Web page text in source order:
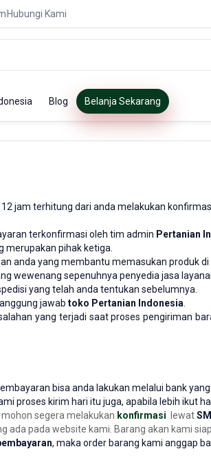
Hubungi Kami
Blog Belanja Sekarang
jam terhitung dari anda melakukan
terkonfirmasi oleh tim admin Pertanian
merupakan pihak ketiga.
anda yang membantu memasukan produk
wewenang sepenuhnya penyedia jasa
yang telah anda tentukan sebelumnya.
jawab toko Pertanian Indonesia
yang terjadi saat proses pengiriman
bisa anda lakukan melalui bank
proses kirim hari itu juga, apabila lebih ikut
segera melakukan konfirmasi lewat
ada pada website kami. Barang akan kami
, maka order barang kami anggap